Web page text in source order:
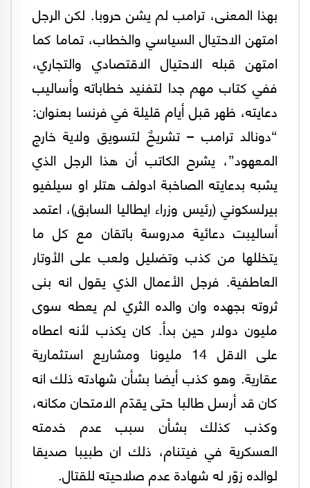
بهذا المعنى، ترامب لم يشن حروبا. لكن الرجل
امتهن الاحتيال السياسي والخطاب، تماما كما
امتهن قبله الاحتيال الاقتصادي والتجاري،
ففي كتاب مهم جدا لتفنيد خطاباته وأساليب
دعايته، ظهر قبل أيام قليلة في فرنسا بعنوان:
“دونالد ترامب – تشريحٌ لتسويق ولاية خارج
المعهود”، يشرح الكاتب أن هذا الرجل الذي
يشبه بدعايته الصاخبة ادولف هتلر او سيلفيو
بيرلسكوني (رئيس وزراء ايطاليا السابق)، اعتمد
أساليبت دعائية مدروسة باتقان مع كل ما
يتخللها من كذب وتضليل ولعب على الأوتار
العاطفية. فرجل الأعمال الذي يقول انه بنى
ثروته بجهده وان والده الثري لم يعطه سوى
مليون دولار حين بدأ. كان يكذب لأنه اعطاه
على الاقل 14 مليونا ومشاريع استثمارية
عقارية. وهو كذب أيضا بشأن شهادته ذلك انه
كان قد أرسل طالبا حتى يقدّم الامتحان مكانه،
وكذب كذلك بشأن سبب عدم خدمته
العسكرية في فيتنام، ذلك ان طبيبا صديقا
لوالده زوّر له شهادة عدم صلاحيته للقتال.